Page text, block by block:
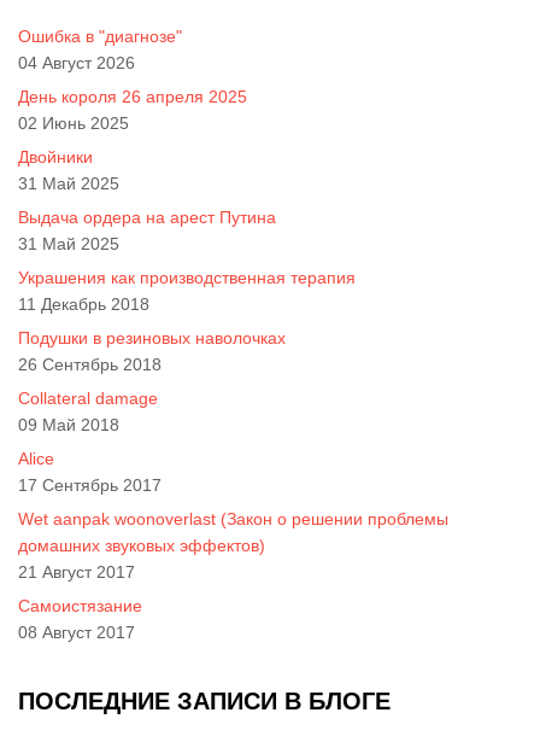
Ошибка в "диагнозе"
04 Август 2026
День короля 26 апреля 2025
02 Июнь 2025
Двойники
31 Май 2025
Выдача ордера на арест Путина
31 Май 2025
Украшения как производственная терапия
11 Декабрь 2018
Подушки в резиновых наволочках
26 Сентябрь 2018
Collateral damage
09 Май 2018
Alice
17 Сентябрь 2017
Wet aanpak woonoverlast (Закон о решении проблемы
домашних звуковых эффектов)
21 Август 2017
Самоистязание
08 Август 2017
ПОСЛЕДНИЕ ЗАПИСИ В БЛОГЕ